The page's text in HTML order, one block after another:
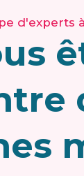
d'experts